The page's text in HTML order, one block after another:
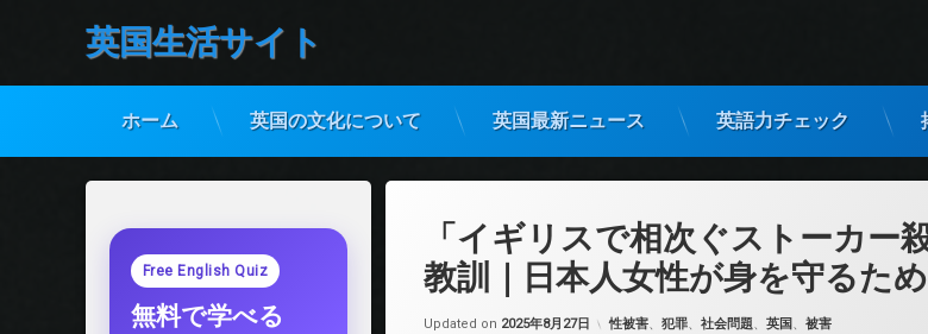
コ
英国生活サイト
ホーム 英国の文化について 英国最新ニュース 英語力チェック
「イギリスで相次ぐストーカー
教訓｜日本人女性が身を守るため
Updated on 2025年8月27日 カテゴリー:
性被害、 犯罪、 社会問題、 英国 、 被害
Free English Quiz
無料で学べる